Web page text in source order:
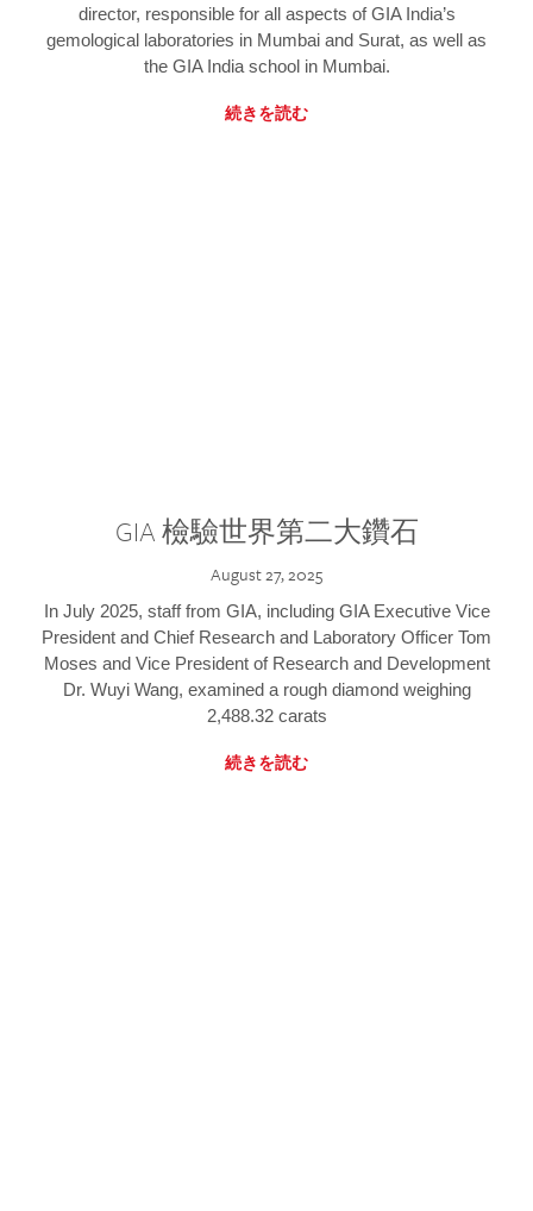
director, responsible for all aspects of GIA India’s
gemological laboratories in Mumbai and Surat, as well as
the GIA India school in Mumbai.
続きを読む
GIA 檢驗世界第二大鑽石
August 27, 2025
In July 2025, staff from GIA, including GIA Executive Vice
President and Chief Research and Laboratory Officer Tom
Moses and Vice President of Research and Development
Dr. Wuyi Wang, examined a rough diamond weighing
2,488.32 carats
続きを読む